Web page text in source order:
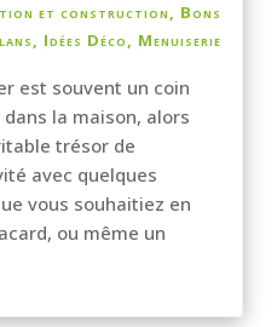
et construction, Bons
, Idées Déco, Menuiserie
est souvent un coin
la maison, alors
trésor de
avec quelques
vous souhaitiez en
ou même un